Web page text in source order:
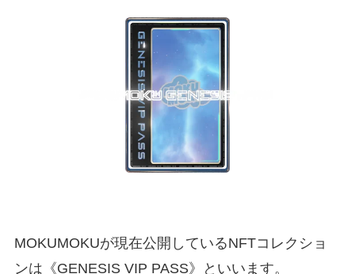
MOKUMOKUが現在公開しているNFTコレクショ
ンは《GENESIS VIP PASS》といいます。